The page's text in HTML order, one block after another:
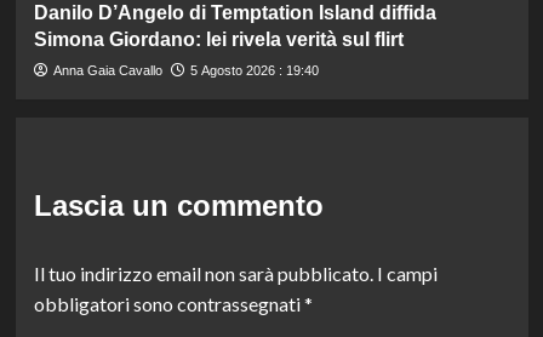
Danilo D’Angelo di Temptation Island diffida
Simona Giordano: lei rivela verità sul flirt
Anna Gaia Cavallo 5 Agosto 2026 : 19:40
Lascia un commento
Il tuo indirizzo email non sarà pubblicato. I campi
obbligatori sono contrassegnati*